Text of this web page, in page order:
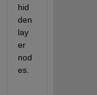
hid
den
lay
er
nod
es.